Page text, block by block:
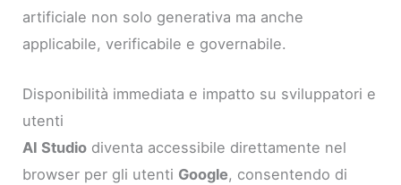
artificiale non solo generativa ma anche
applicabile, verificabile e governabile.
Disponibilità immediata e impatto su sviluppatori e
utenti
AI Studio diventa accessibile direttamente nel
browser per gli utenti Google, consentendo di